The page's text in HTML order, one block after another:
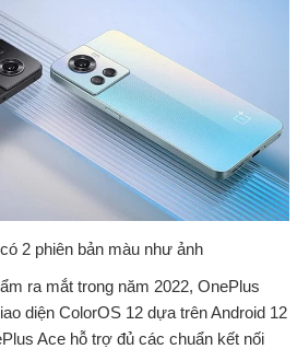
2 phiên bản màu như ảnh
ra mắt trong năm 2022, OnePlus
diện ColorOS 12 dựa trên Android 12
Ace hỗ trợ đủ các chuẩn kết nối